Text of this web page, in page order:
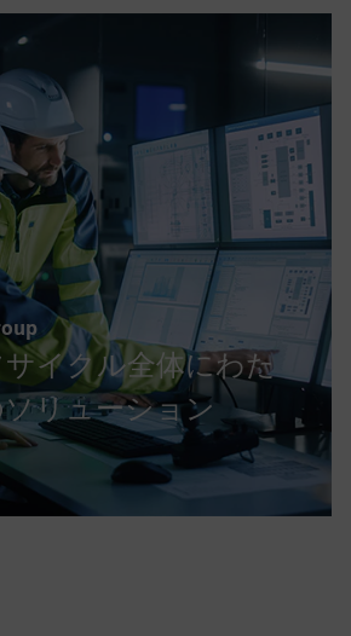
イクル全体にわた
リューション